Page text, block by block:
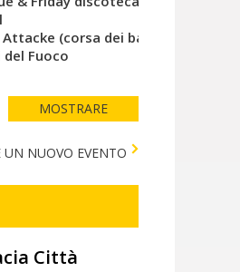
(corsa dei bambini)
Fuoco
MOSTRARE
UN NUOVO EVENTO
Città